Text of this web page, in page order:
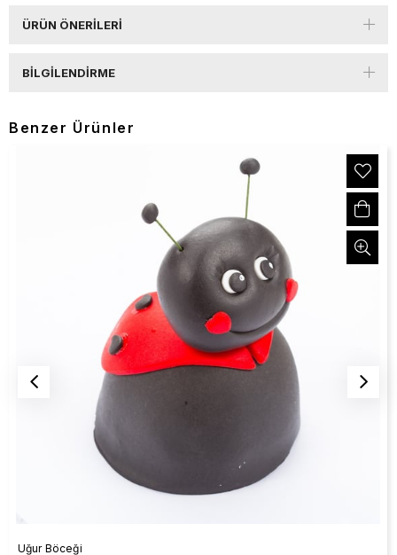
ÜRÜN ÖNERILERI
BILGILENDIRME
Benzer Ürünler
Uğur Böceği